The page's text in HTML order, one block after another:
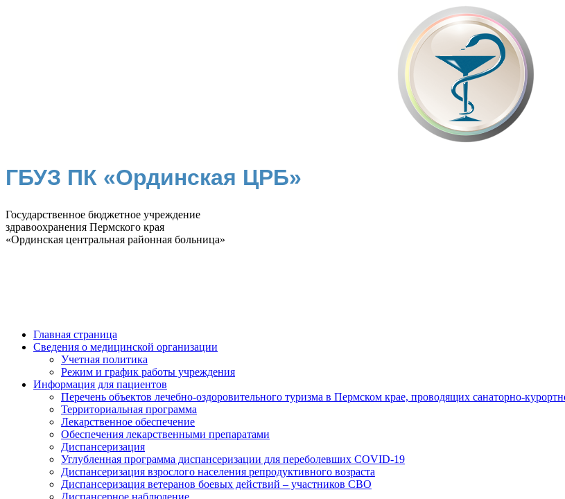
ГБУЗ ПК «Ординская ЦРБ»
Государственное бюджетное учреждение
здравоохранения Пермского края
«Ординская центральная районная больница»
Главная страница
Сведения о медицинской организации
Учетная политика
Режим и график работы учреждения
Информация для пациентов
Перечень объектов лечебно-оздоровительного туризма в Пермском крае, проводящих санаторно-
Территориальная программа
Лекарственное обеспечение
Обеспечения лекарственными препаратами
Диспансеризация
Углубленная программа диспансеризации для переболевших COVID-19
Диспансеризация взрослого населения репродуктивного возраста
Диспансеризация ветеранов боевых действий – участников СВО
Диспансерное наблюдение